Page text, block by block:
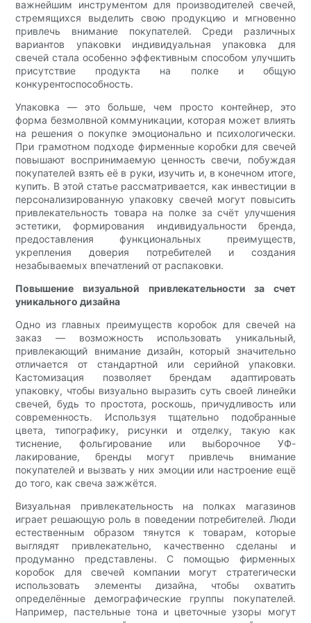
важнейшим инструментом для производителей свечей,
стремящихся выделить свою продукцию и мгновенно
привлечь внимание покупателей. Среди различных
вариантов упаковки индивидуальная упаковка для
свечей стала особенно эффективным способом улучшить
присутствие продукта на полке и общую
конкурентоспособность.
Упаковка — это больше, чем просто контейнер, это
форма безмолвной коммуникации, которая может влиять
на решения о покупке эмоционально и психологически.
При грамотном подходе фирменные коробки для свечей
повышают воспринимаемую ценность свечи, побуждая
покупателей взять её в руки, изучить и, в конечном итоге,
купить. В этой статье рассматривается, как инвестиции в
персонализированную упаковку свечей могут повысить
привлекательность товара на полке за счёт улучшения
эстетики, формирования индивидуальности бренда,
предоставления функциональных преимуществ,
укрепления доверия потребителей и создания
незабываемых впечатлений от распаковки.
Повышение визуальной привлекательности за счет
уникального дизайна
Одно из главных преимуществ коробок для свечей на
заказ — возможность использовать уникальный,
привлекающий внимание дизайн, который значительно
отличается от стандартной или серийной упаковки.
Кастомизация позволяет брендам адаптировать
упаковку, чтобы визуально выразить суть своей линейки
свечей, будь то простота, роскошь, причудливость или
современность. Используя тщательно подобранные
цвета, типографику, рисунки и отделку, такую ​​как
тиснение, фольгирование или выборочное УФ-
лакирование, бренды могут привлечь внимание
покупателей и вызвать у них эмоции или настроение ещё
до того, как свеча зажжётся.
Визуальная привлекательность на полках магазинов
играет решающую роль в поведении потребителей. Люди
естественным образом тянутся к товарам, которые
выглядят привлекательно, качественно сделаны и
продуманно представлены. С помощью фирменных
коробок для свечей компании могут стратегически
использовать элементы дизайна, чтобы охватить
определённые демографические группы покупателей.
Например, пастельные тона и цветочные узоры могут